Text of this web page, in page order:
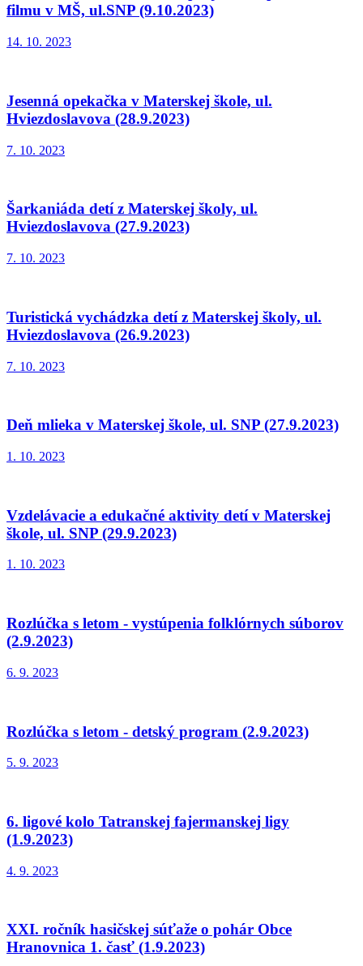
filmu v MŠ, ul.SNP (9.10.2023)
14. 10. 2023
Jesenná opekačka v Materskej škole, ul.
Hviezdoslavova (28.9.2023)
7. 10. 2023
Šarkaniáda detí z Materskej školy, ul.
Hviezdoslavova (27.9.2023)
7. 10. 2023
Turistická vychádzka detí z Materskej školy, ul.
Hviezdoslavova (26.9.2023)
7. 10. 2023
Deň mlieka v Materskej škole, ul. SNP (27.9.2023)
1. 10. 2023
Vzdelávacie a edukačné aktivity detí v Materskej
škole, ul. SNP (29.9.2023)
1. 10. 2023
Rozlúčka s letom - vystúpenia folklórnych súborov
(2.9.2023)
6. 9. 2023
Rozlúčka s letom - detský program (2.9.2023)
5. 9. 2023
6. ligové kolo Tatranskej fajermanskej ligy
(1.9.2023)
4. 9. 2023
XXI. ročník hasičskej súťaže o pohár Obce
Hranovnica 1. časť (1.9.2023)